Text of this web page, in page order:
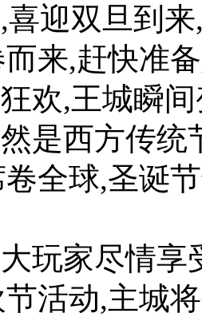
迎双旦到
来,赶快准
欢,王城瞬
是西方传统
全球,圣诞
玩家尽情享
活动,主城